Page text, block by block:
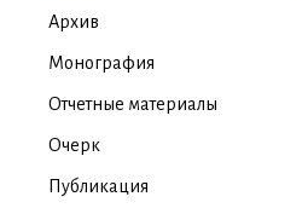
Архив
Монография
Отчетные материалы
Очерк
Публикация